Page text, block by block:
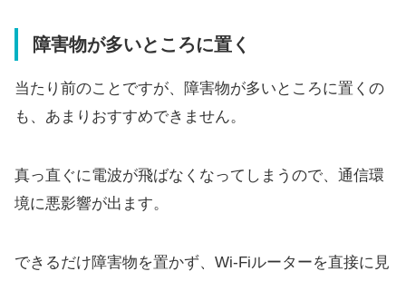
障害物が多いところに置く
当たり前のことですが、障害物が多いところに置くの
も、あまりおすすめできません。
真っ直ぐに電波が飛ばなくなってしまうので、通信環
境に悪影響が出ます。
できるだけ障害物を置かず、Wi-Fiルーターを直接に見